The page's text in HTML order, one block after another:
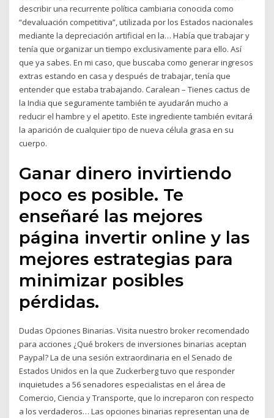
describir una recurrente política cambiaria conocida como
“devaluación competitiva”, utilizada por los Estados nacionales
mediante la depreciación artificial en la… Había que trabajar y
tenía que organizar un tiempo exclusivamente para ello. Así
que ya sabes. En mi caso, que buscaba como generar ingresos
extras estando en casa y después de trabajar, tenía que
entender que estaba trabajando. Caralean – Tienes cactus de
la India que seguramente también te ayudarán mucho a
reducir el hambre y el apetito. Este ingrediente también evitará
la aparición de cualquier tipo de nueva célula grasa en su
cuerpo.
Ganar dinero invirtiendo
poco es posible. Te
enseñaré las mejores
página invertir online y las
mejores estrategias para
minimizar posibles
pérdidas.
Dudas Opciones Binarias. Visita nuestro broker recomendado
para acciones ¿Qué brokers de inversiones binarias aceptan
Paypal? La de una sesión extraordinaria en el Senado de
Estados Unidos en la que Zuckerberg tuvo que responder
inquietudes a 56 senadores especialistas en el área de
Comercio, Ciencia y Transporte, que lo increparon con respecto
a los verdaderos… Las opciones binarias representan una de